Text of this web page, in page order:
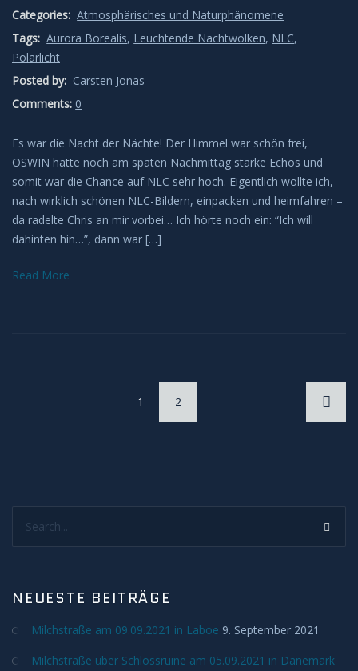
Categories: Atmosphärisches und Naturphänomene
Tags: Aurora Borealis, Leuchtende Nachtwolken, NLC,
Polarlicht
Posted by: Carsten Jonas
Comments: 0
Es war die Nacht der Nächte! Der Himmel war schön frei,
OSWIN hatte noch am späten Nachmittag starke Echos und
somit war die Chance auf NLC sehr hoch. Eigentlich wollte ich,
nach wirklich schönen NLC-Bildern, einpacken und heimfahren –
da radelte Chris an mir vorbei… Ich hörte noch ein: “Ich will
dahinten hin…”, dann war […]
Read More
1 2
NEUESTE BEITRÄGE
Milchstraße am 09.09.2021 in Laboe 9. September 2021
Milchstraße über Schlossruine am 05.09.2021 in Dänemark